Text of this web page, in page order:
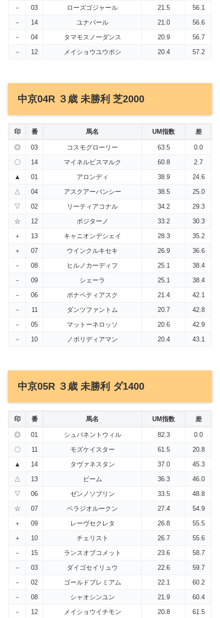
－ 03 ローズゴジャール 21.5
56.1
－
14 ユナパール 21.0
56.6
－
04 タマモスノーダンス 20.9
56.7
－
12 メイショウユウボシ 20.4 57.2
中京04R ３歳 未勝利 芝2000
印 番 馬名 UM指数 差
◎ 03 コスモグローリー 63.5
0.0
〇
14 マイネルビスマルク 60.8
2.7
▲
01 アロンディ 38.9
24.6
△
04 アスクアーバンシー 38.5
25.0
▽
02 リーティアコナル 34.2
29.3
☆
12 ポジターノ 33.2
30.3
＋
13 キャニオンデシェイ 28.3
35.2
＋
07 ウインクルキセキ 26.9
36.6
－
08 ヒルノカーディフ 25.1
38.4
－
09 シェーラ 25.1
38.4
－
06 ボナペティアスク 21.4
42.1
－
11 ダンツファントム 20.7
42.8
－
05 マットーネロッソ 20.6
42.9
－
10 ノボリディアマン 20.4 43.1
中京05R ３歳 未勝利 ダ1400
印 番 馬名 UM指数 差
◎ 01 シュパネントウィル 82.3
0.0
〇
11 モズケイスター 61.5
20.8
▲
14 タヴァネスタン 37.0
45.3
△
13 ビーム 36.3
46.0
▽
06 ゼンノソブリン 33.5
48.8
☆
07 ベラジオルークン 27.4
54.9
＋
09 レーヴセクレタ 26.8
55.5
＋
10 チェリスト 26.7
55.6
－
15 ランスオブコメット 23.6
58.7
－
03 ダイゴセイリュウ 22.6
59.7
－
02 ゴールドプレミアム 22.1
60.2
－
08 シャオシンユン 21.9
60.4
－
12 メイショウイチモン 20.8
61.5